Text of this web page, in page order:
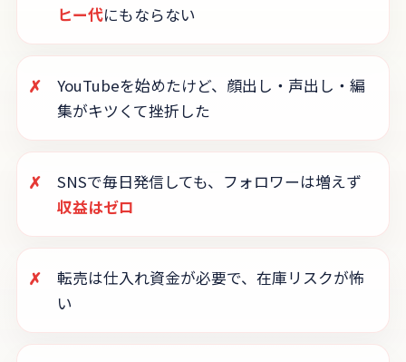
ヒー代にもならない
✗
YouTubeを始めたけど、顔出し・声出し・編
集がキツくて挫折した
✗
SNSで毎日発信しても、フォロワーは増えず
収益はゼロ
✗
転売は仕入れ資金が必要で、在庫リスクが怖
い